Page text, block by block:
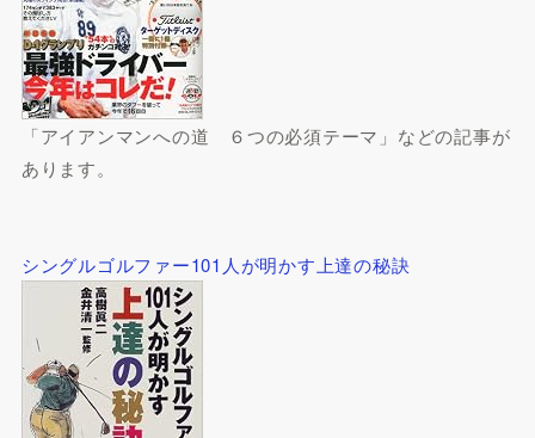
「アイアンマンへの道 ６つの必須テーマ」などの記事が
あります。
シングルゴルファー101人が明かす上達の秘訣